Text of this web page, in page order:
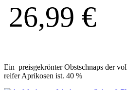
26,99 €
Ein preisgekrönter Obstschnaps der
reifer Aprikosen ist. 40 %